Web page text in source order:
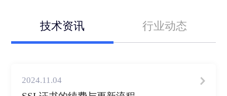
技术资讯 行业动态
2024.11.04